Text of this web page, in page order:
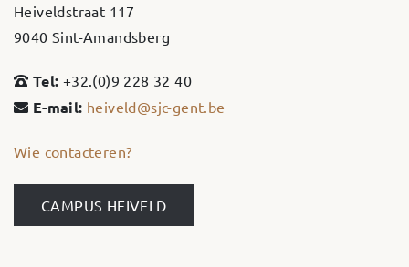
Heiveldstraat 117
9040 Sint-Amandsberg
Tel: +32.(0)9 228 32 40
E-mail: heiveld@sjc-gent.be
Wie contacteren?
CAMPUS HEIVELD